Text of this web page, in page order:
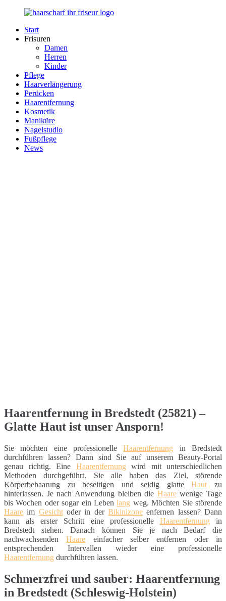
Zurück
Inhalt
Haarscharf
Händen
Start
Frisuren
Damen
Herren
Kinder
Pflege
Haarverlängerung
Perücken
Haarentfernung
Kosmetik
Maniküre
Nagelstudio
Fußpflege
News
Haarentfernung in Bredstedt (25821) –
Glatte Haut ist unser Ansporn!
Sie möchten eine professionelleHaarentfernung in Bredstedt
durchführen lassen? Dann sind Sie auf unserem Beauty-Portal
genau richtig. Eine Haarentfernung wird mit unterschiedlichen
Methoden durchgeführt. Sie alle haben das Ziel, störende
Körperbehaarung zu beseitigen und seidig glatteHaut zu
hinterlassen. Je nach Anwendung bleiben die Haarewenige Tage
bis Wochen oder sogar ein Lebenlang weg. Möchten Sie störende
Haare im Gesichtoder in derBikinizone enfernen lassen? Dann
kann als erster Schritt eine professionelle Haarentfernung in
Bredstedt stehen. Danach können Sie je nach Bedarf die
nachwachsendenHaare einfacher selber entfernen oder in
entsprechenden Intervallen wieder eine professionelle
Haarentfernung durchführen lassen.
Schmerzfrei und sauber: Haarentfernung
in Bredstedt (Schleswig-Holstein)